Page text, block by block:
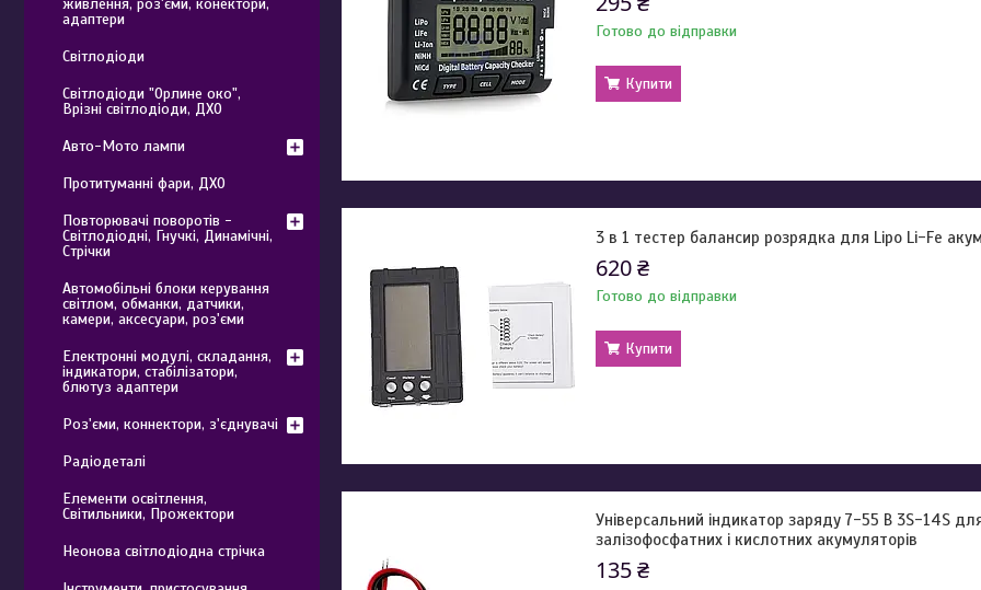
Готово до відправки
Купити
3 в 1 тестер балансир розрядка для Lipo Li-Fe
620 ₴
Готово до відправки
Купити
Універсальний індикатор заряду 7-55 В 3S-14S для
залізофосфатних і кислотних акумуляторів
135 ₴
живлення, роз'єми, конектори,
адаптери
Світлодіоди
Світлодіоди "Орлине око",
Врізні світлодіоди, ДХО
Авто-Мото лампи
Протитуманні фари, ДХО
Повторювачі поворотів -
Світлодіодні, Гнучкі, Динамічні,
Стрічки
Автомобільні блоки керування
світлом, обманки, датчики,
камери, аксесуари, роз'єми
Електронні модулі, складання,
індикатори, стабілізатори,
блютуз адаптери
Роз'єми, коннектори, з'єднувачі
Радіодеталі
Елементи освітлення,
Світильники, Прожектори
Неонова світлодіодна стрічка